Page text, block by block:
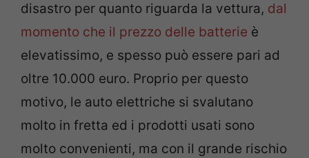
disastro per quanto riguarda la vettura, dal
momento che il prezzo delle batterie è
elevatissimo, e spesso può essere pari ad
oltre 10.000 euro. Proprio per questo
motivo, le auto elettriche si svalutano
molto in fretta ed i prodotti usati sono
molto convenienti, ma con il grande rischio